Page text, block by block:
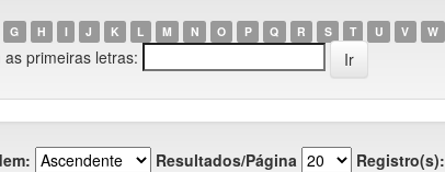
G H I J K L M N O P Q R S T U V W
primeiras letras:
Resultados/Página Registro(s):